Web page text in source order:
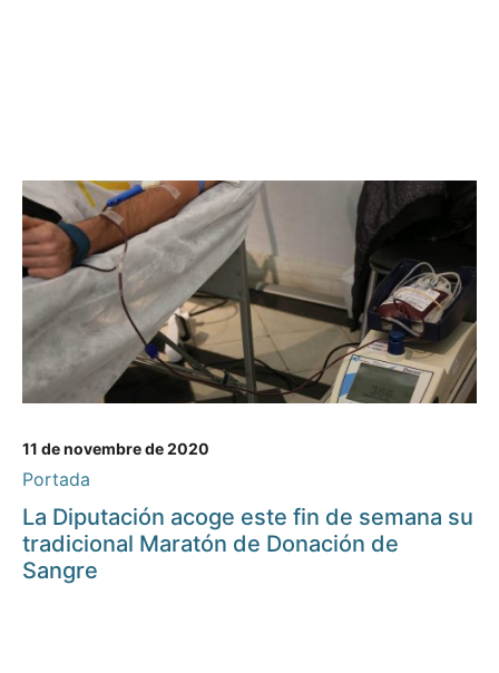
11 de novembre de 2020
Portada
La Diputación acoge este fin de semana su
tradicional Maratón de Donación de
Sangre